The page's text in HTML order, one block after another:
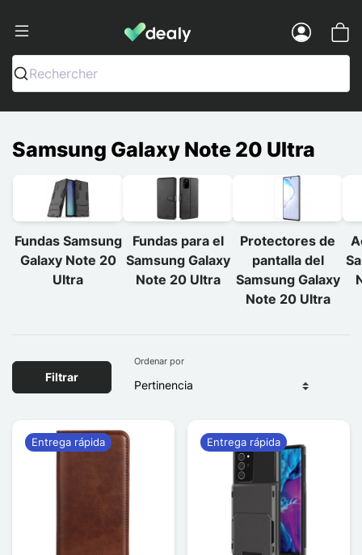
Dealy - Fundas y accesorios para
Rechercher
Samsung Galaxy Note 20 Ultra
Fundas Samsung
Galaxy Note 20
Ultra
Fundas para el
Samsung Galaxy
Note 20 Ultra
Protectores de
pantalla del
Samsung Galaxy
Note 20 Ultra
Filtrar
Ordenar por
Entrega rápida Entrega rápida